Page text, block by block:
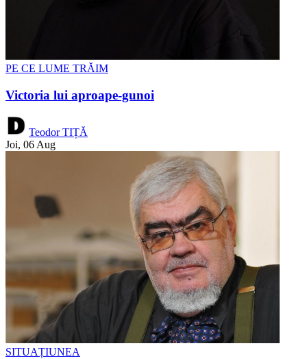
PE CE LUME TRĂIM
Victoria lui aproape-gunoi
Teodor TIȚĂ
Joi, 06 Aug
SITUAȚIUNEA